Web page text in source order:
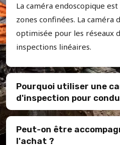
La caméra endoscopique
zones confinées. La caméra
optimisée pour les réseaux
inspections linéaires.
Pourquoi utiliser une
d'inspection pour
Peut-on être
l'achat ?